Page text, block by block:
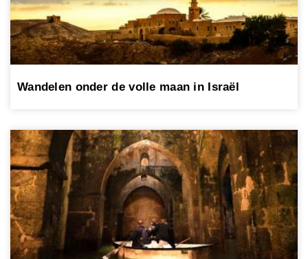
Wandelen onder de volle maan in Israël